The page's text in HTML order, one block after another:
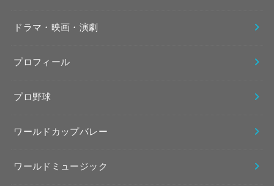
ドラマ・映画・演劇
プロフィール
プロ野球
ワールドカップバレー
ワールドミュージック